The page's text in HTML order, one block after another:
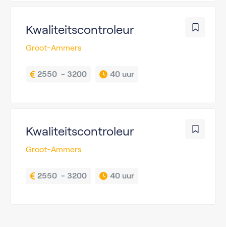
Kwaliteitscontroleur
Groot-Ammers
2550  - 3200 40 uur
Kwaliteitscontroleur
Groot-Ammers
2550  - 3200 40 uur